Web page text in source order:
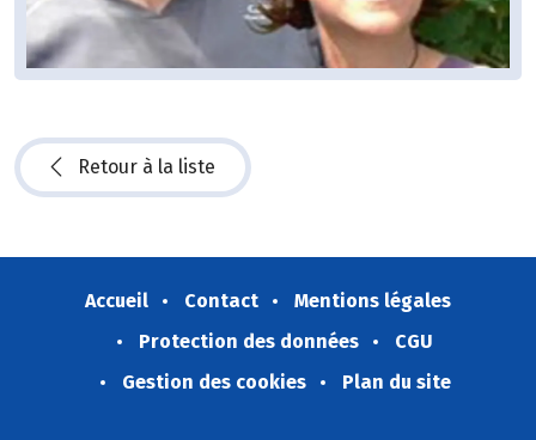
Retour à la liste
Accueil Contact
Mentions légales
Protection des données
CGU
Gestion des cookies
Plan du site